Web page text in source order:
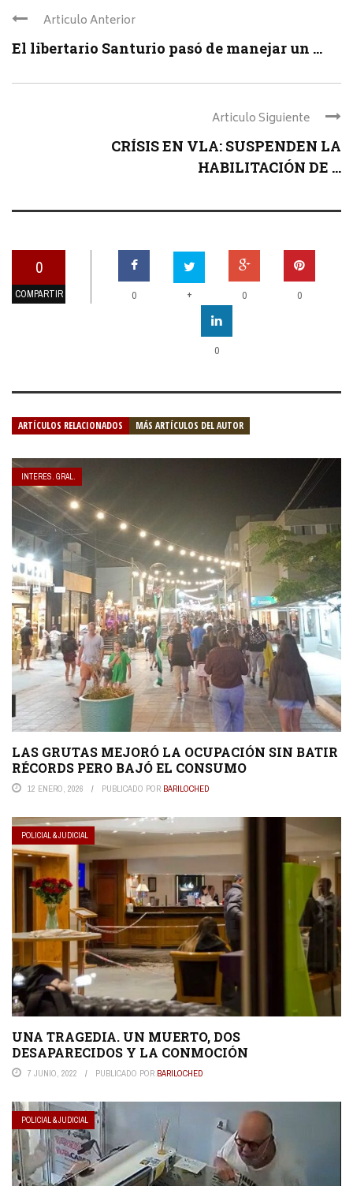
Articulo Anterior
El libertario Santurio pasó de manejar un ...
Articulo Siguiente
CRÍSIS EN VLA: SUSPENDEN LA
HABILITACIÓN DE ...
0
COMPARTIR 0 + 0 0
0
ARTÍCULOS RELACIONADOS MÁS ARTÍCULOS DEL AUTOR
INTERES. GRAL.
LAS GRUTAS MEJORÓ LA OCUPACIÓN SIN BATIR
RÉCORDS PERO BAJÓ EL CONSUMO
12 ENERO, 2026 PUBLICADO POR BARILOCHED
POLICIAL & JUDICIAL
UNA TRAGEDIA. UN MUERTO, DOS
DESAPARECIDOS Y LA CONMOCIÓN
7 JUNIO, 2022 PUBLICADO POR BARILOCHED
POLICIAL & JUDICIAL